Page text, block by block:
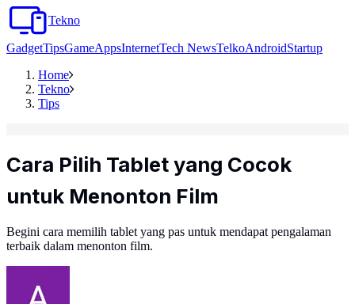
Tekno
GadgetTipsGameAppsInternetTech NewsTelkoAndroidStartup
Home
Tekno
Tips
Cara Pilih Tablet yang Cocok
untuk Menonton Film
Begini cara memilih tablet yang pas untuk mendapat pengalaman
terbaik dalam menonton film.